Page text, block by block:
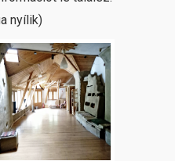
nyílik)